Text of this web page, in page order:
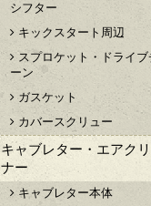
シフター
キックスタート周辺
スプロケット・ドライブ
ーン
ガスケット
カバースクリュー
キャブレター・エアク
ナー
キャブレター本体